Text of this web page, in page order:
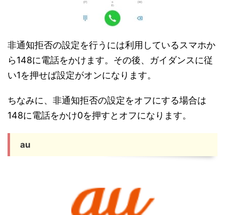
非通知拒否の設定を行うには利用しているスマホか
ら148に電話をかけます。その後、ガイダンスに従
い1を押せば設定がオンになります。
ちなみに、非通知拒否の設定をオフにする場合は
148に電話をかけ0を押すとオフになります。
au